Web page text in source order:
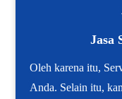
Jasa
Oleh karena itu,
Anda. Selain itu,